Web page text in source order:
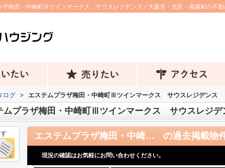
ザ梅田・中崎町Ⅲツインマークス サウスレジデンス／大阪市・北区・南森町の不
ログ > エステムプラザ梅田・中崎町Ⅲツインマークス サウスレジデンス
ムプラザ梅田・中崎町Ⅲツインマークス サウスレジデ
エステムプラザ梅田・中崎町Ⅲツインマークス サウスレジデンス の過去掲載物
現況の確認はお気軽にお問い合わせください。